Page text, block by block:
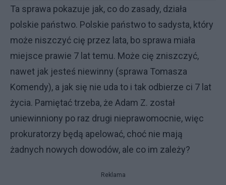
Ta sprawa pokazuje jak, co do zasady, działa
polskie państwo. Polskie państwo to sadysta, który
może niszczyć cię przez lata, bo sprawa miała
miejsce prawie 7 lat temu. Może cię zniszczyć,
nawet jak jesteś niewinny (sprawa Tomasza
Komendy), a jak się nie uda to i tak odbierze ci 7 lat
życia. Pamiętać trzeba, że Adam Z. został
uniewinniony po raz drugi nieprawomocnie, więc
prokuratorzy będą apelować, choć nie mają
żadnych nowych dowodów, ale co im zależy?
Reklama